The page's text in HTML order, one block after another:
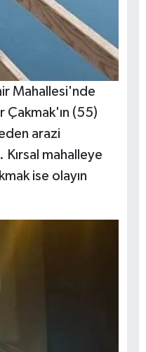
Mahallesi'nde
Çakmak'ın (55)
arazi
Kırsal mahalleye
ise olayın